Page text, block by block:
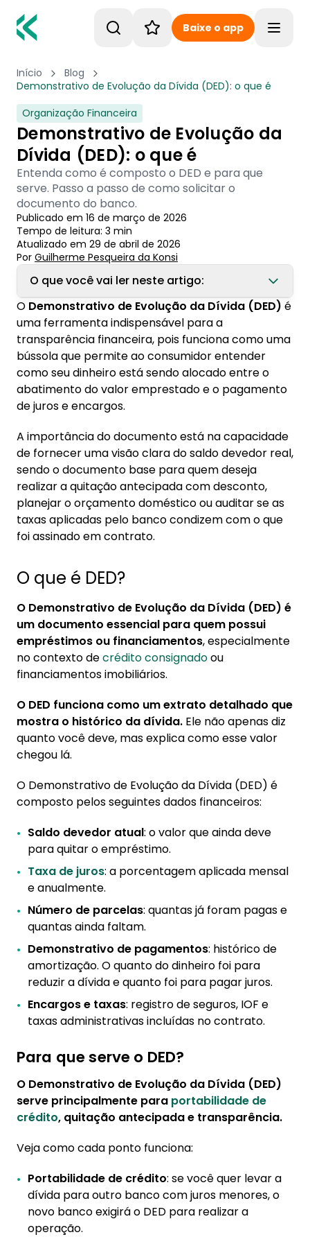
Baixe o app
Início
Blog
Demonstrativo de Evolução da Dívida (DED): o que é
Organização Financeira
Demonstrativo de Evolução da
Dívida (DED): o que é
Entenda como é composto o DED e para que
serve. Passo a passo de como solicitar o
documento do banco.
Publicado em 16 de março de 2026
Tempo de leitura: 3 min
Atualizado em 29 de abril de 2026
Por Guilherme Pesqueira da Konsi
O que você vai ler neste artigo:
1. O que é DED?
1.1. Para que serve o DED?
2. Como solicitar o DED?
3. Qual a diferença entre DED e DDC?
O Demonstrativo de Evolução da Dívida (DED) é
uma ferramenta indispensável para a
transparência financeira, pois funciona como uma
bússola que permite ao consumidor entender
como seu dinheiro está sendo alocado entre o
abatimento do valor emprestado e o pagamento
de juros e encargos.
A importância do documento está na capacidade
de fornecer uma visão clara do saldo devedor real,
sendo o documento base para quem deseja
realizar a quitação antecipada com desconto,
planejar o orçamento doméstico ou auditar se as
taxas aplicadas pelo banco condizem com o que
foi assinado em contrato.
O que é DED?
O Demonstrativo de Evolução da Dívida (DED) é
um documento essencial para quem possui
empréstimos ou financiamentos, especialmente
no contexto decrédito consignadoou
financiamentos imobiliários.
O DED funciona como um extrato detalhado que
mostra o histórico da dívida. Ele não apenas diz
quanto você deve, mas explica como esse valor
chegou lá.
O Demonstrativo de Evolução da Dívida (DED) é
composto pelos seguintes dados financeiros:
Saldo devedor atual: o valor que ainda deve
para quitar o empréstimo.
Taxa de juros: a porcentagem aplicada mensal
e anualmente.
Número de parcelas: quantas já foram pagas e
quantas ainda faltam.
Demonstrativo de pagamentos: histórico de
amortização. O quanto do dinheiro foi para
reduzir a dívida e quanto foi para pagar juros.
Encargos e taxas: registro de seguros, IOF e
taxas administrativas incluídas no contrato.
Para que serve o DED?
O Demonstrativo de Evolução da Dívida (DED)
serve principalmente para portabilidade de
crédito, quitação antecipada e transparência.
Veja como cada ponto funciona:
Portabilidade de crédito: se você quer levar a
dívida para outro banco com juros menores, o
novo banco exigirá o DED para realizar a
operação.